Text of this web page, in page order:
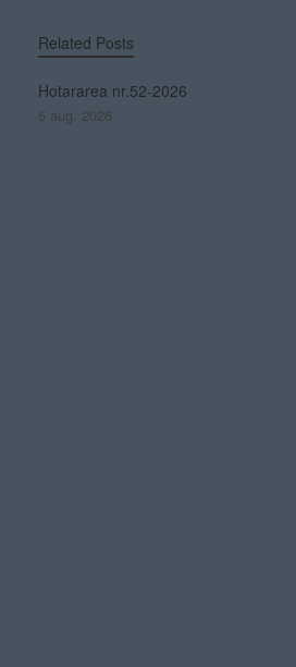
Related Posts
Hotararea nr.52-2026
5 aug. 2026